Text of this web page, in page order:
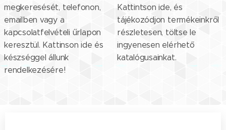
megkeresését, telefonon,
emailben vagy a
kapcsolatfelvételi űrlapon
keresztül. Kattinson ide és
készséggel állunk
rendelkezésére!
Kattintson ide, és
tájékozódjon termékeinkről
részletesen, töltse le
ingyenesen elérhető
katalógusainkat.